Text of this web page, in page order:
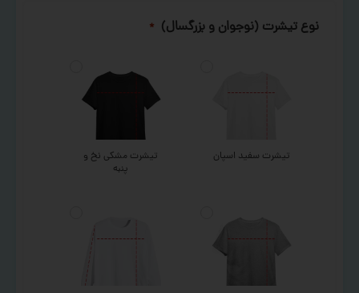
نوع تیشرت (نوجوان و بزرگسال) *
تیشرت سفید اسپان
تیشرت مشکی نخ و
پنبه